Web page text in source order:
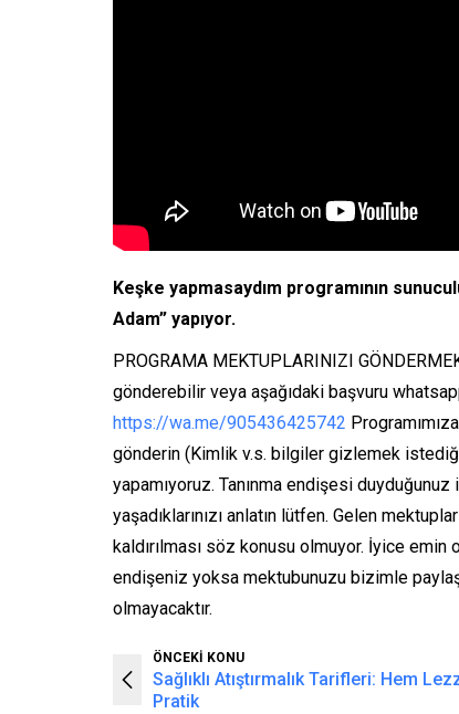
Keşke yapmasaydım programının
Adam” yapıyor.
PROGRAMA MEKTUPLARINIZI
gönderebilir veya aşağıdaki başvuru
https://wa.me/905436425742
gönderin (Kimlik v.s. bilgiler gizlemek
yapamıyoruz. Tanınma endişesi duyduğunuz
yaşadıklarınızı anlatın lütfen. Gelen
kaldırılması söz konusu olmuyor. İyice
endişeniz yoksa mektubunuzu bizimle
olmayacaktır.
ÖNCEKİ KONU
Sağlıklı Atıştırmalık Tarifleri: Hem
Pratik